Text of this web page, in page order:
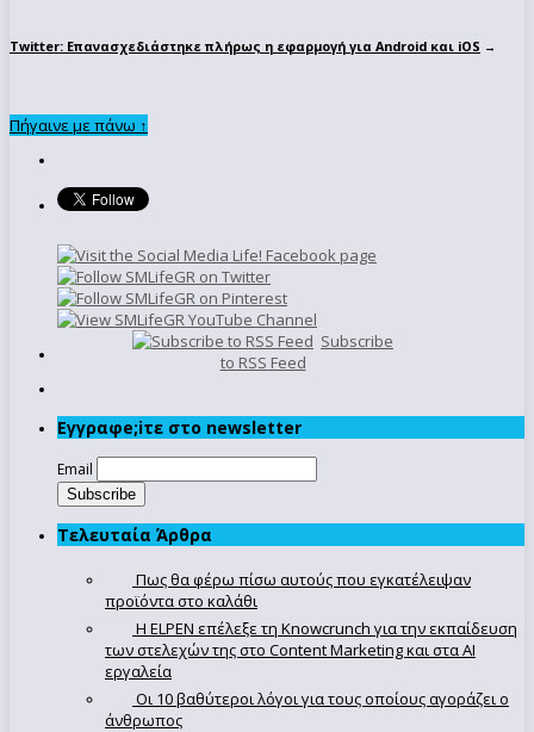
Twitter: Επανασχεδιάστηκε πλήρως η εφαρμογή για Android και iOS →
Πήγαινε με πάνω ↑
Subscribe
to RSS Feed
Εγγραφe;iτε στο newsletter
Email
Τελευταία Άρθρα
Πως θα φέρω πίσω αυτούς που εγκατέλειψαν
προϊόντα στο καλάθι
Η ELPEN επέλεξε τη Knowcrunch για την εκπαίδευση
των στελεχών της στο Content Marketing και στα AI
εργαλεία
Οι 10 βαθύτεροι λόγοι για τους οποίους αγοράζει ο
άνθρωπος